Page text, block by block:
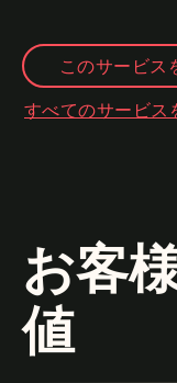
このサービス
すべてのサービス
お客
値